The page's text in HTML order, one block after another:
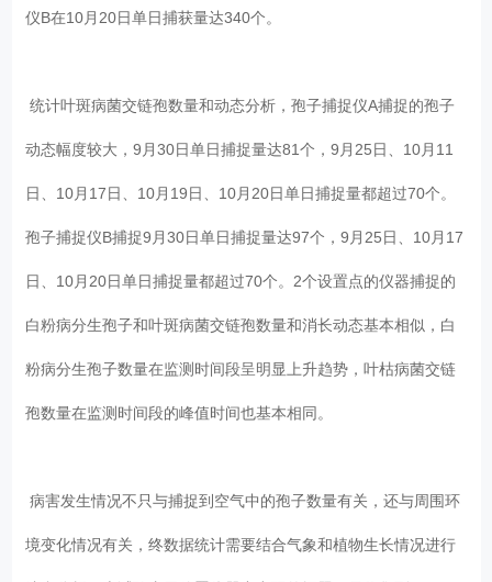
仪B在10月20日单日捕获量达340个。
统计叶斑病菌交链孢数量和动态分析，孢子捕捉仪A捕捉的孢子
动态幅度较大，9月30日单日捕捉量达81个，9月25日、10月11
日、10月17日、10月19日、10月20日单日捕捉量都超过70个。
孢子捕捉仪B捕捉9月30日单日捕捉量达97个，9月25日、10月17
日、10月20日单日捕捉量都超过70个。2个设置点的仪器捕捉的
白粉病分生孢子和叶斑病菌交链孢数量和消长动态基本相似，白
粉病分生孢子数量在监测时间段呈明显上升趋势，叶枯病菌交链
孢数量在监测时间段的峰值时间也基本相同。
病害发生情况不只与捕捉到空气中的孢子数量有关，还与周围环
境变化情况有关，终数据统计需要结合气象和植物生长情况进行